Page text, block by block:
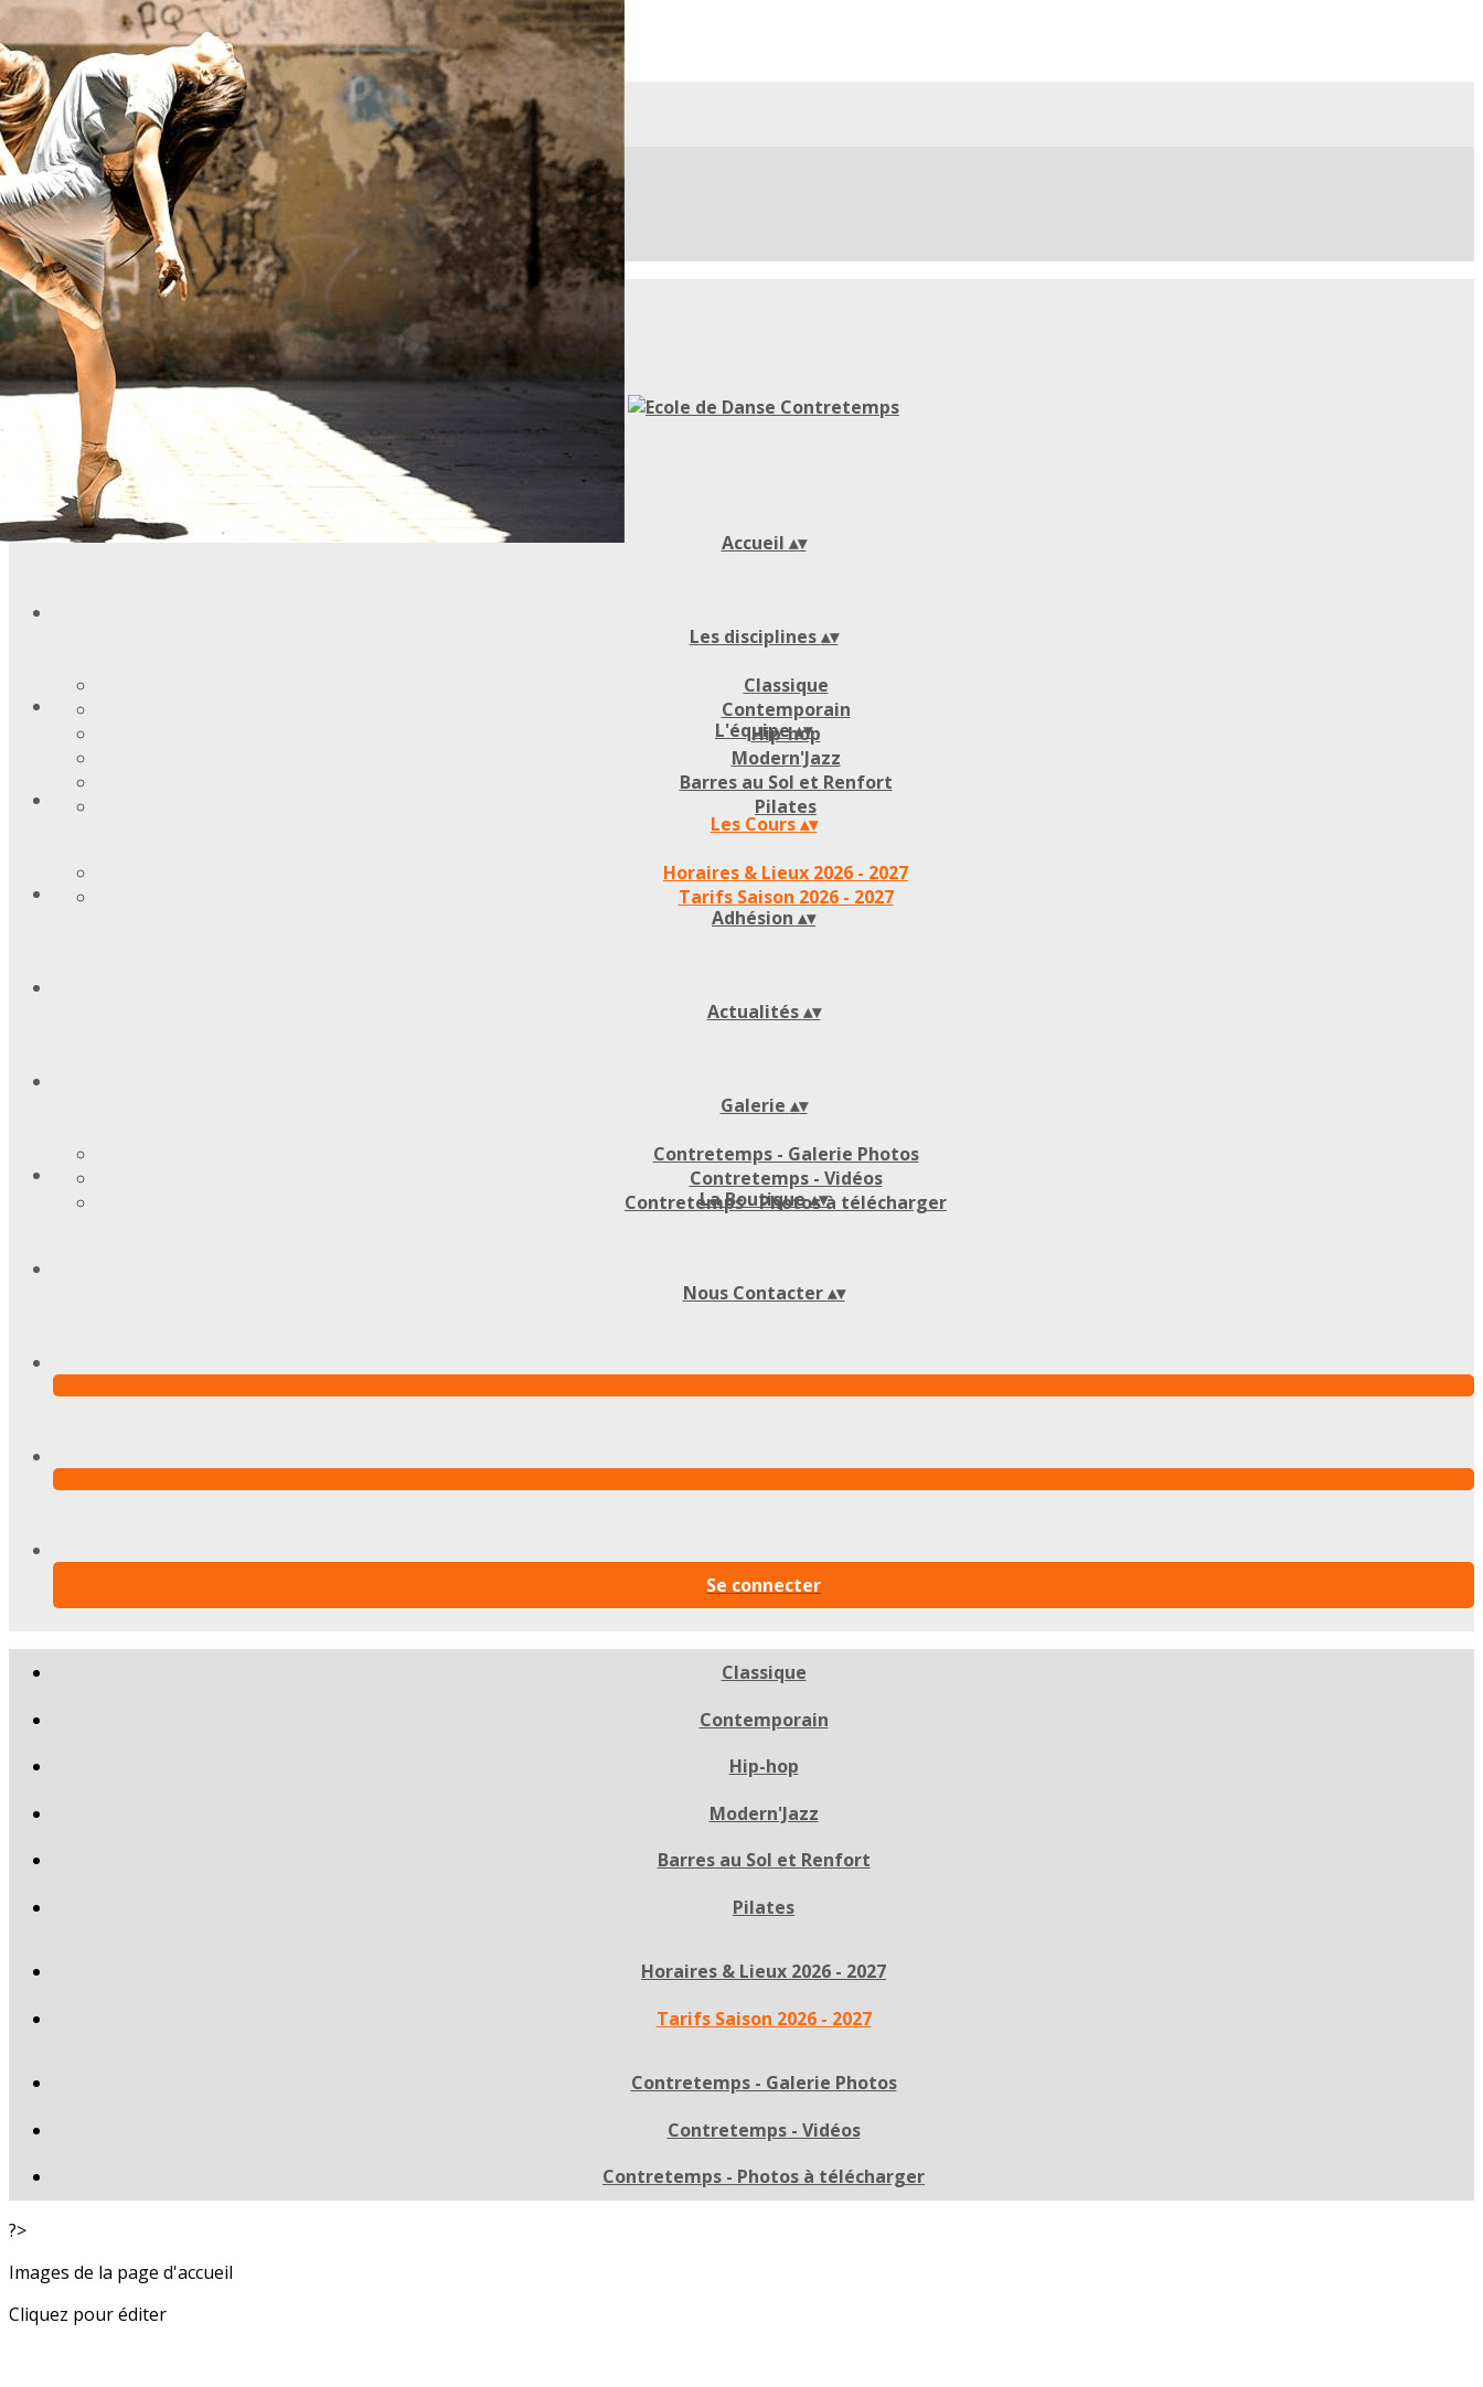
Exporter les lignes sélectionnées
Exporter toutes les colonnes
Exporter uniquement les colonnes affichées
Menu
<
>
Horaires & Lieux 2026 - 2027
Tarifs Saison 2026 - 2027
Ajoutez un logo, un bouton, des réseaux sociaux
Cliquez pour éditer
Accueil ▴▾
Les disciplines▴▾
Classique
Contemporain
Hip-hop
Modern'Jazz
Barres au Sol et Renfort
Pilates
L'équipe▴▾
Les Cours▴▾
Horaires & Lieux 2026 - 2027
Tarifs Saison 2026 - 2027
Adhésion ▴▾
Actualités▴▾
Galerie ▴▾
Contretemps - Galerie Photos
Contretemps - Vidéos
Contretemps - Photos à télécharger
La Boutique▴▾
Nous Contacter▴▾
Se connecter
Classique
Contemporain
Hip-hop
Modern'Jazz
Barres au Sol et Renfort
Pilates
Horaires & Lieux 2026 - 2027
Tarifs Saison 2026 - 2027
Contretemps - Galerie Photos
Contretemps - Vidéos
Contretemps - Photos à télécharger
?>
Images de la page d'accueil
Cliquez pour éditer